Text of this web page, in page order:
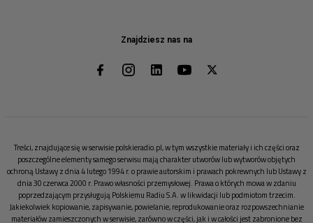
Znajdziesz nas na
Treści, znajdujące się w serwisie polskieradio.pl, w tym wszystkie materiały i ich części oraz
poszczególne elementy samego serwisu mają charakter utworów lub wytworów objętych
ochroną Ustawy z dnia 4 lutego 1994 r. o prawie autorskim i prawach pokrewnych lub Ustawy z
dnia 30 czerwca 2000 r. Prawo własności przemysłowej. Prawa o których mowa w zdaniu
poprzedzającym przysługują Polskiemu Radiu S.A. w likwidacji lub podmiotom trzecim.
Jakiekolwiek kopiowanie, zapisywanie, powielanie, reprodukowanie oraz rozpowszechnianie
materiałów zamieszczonych w serwisie, zarówno w części, jak i w całości jest zabronione bez